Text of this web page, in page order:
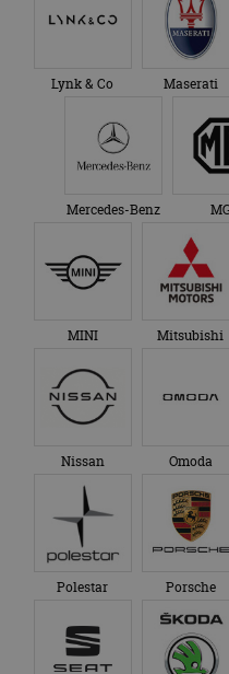
Lynk & Co Maserati
Mercedes-Benz
MINI Mitsubishi
Nissan Omoda
Polestar Porsche